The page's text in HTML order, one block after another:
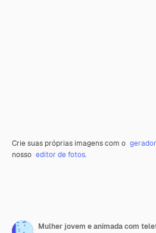
Crie suas próprias imagens com o
nosso editor de fotos.